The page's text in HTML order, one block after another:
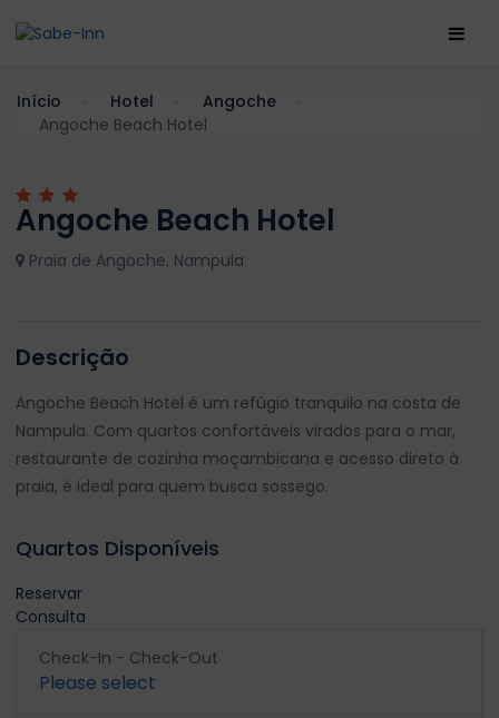
Início Hotel
Angoche
Angoche Beach Hotel
Angoche Beach Hotel
Praia de Angoche, Nampula
Descrição
Angoche Beach Hotel é um refúgio tranquilo na costa de
Nampula. Com quartos confortáveis virados para o mar,
restaurante de cozinha moçambicana e acesso direto à
praia, é ideal para quem busca sossego.
Quartos Disponíveis
Reservar
Consulta
Check-In - Check-Out
Please select